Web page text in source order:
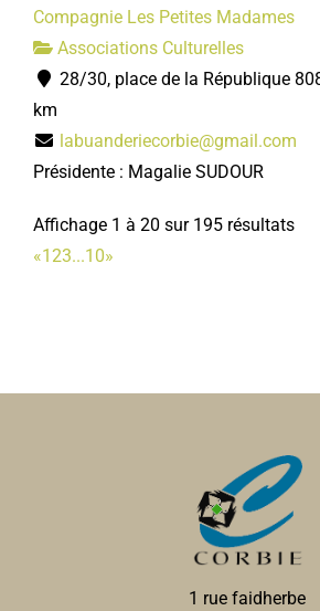
Compagnie Les Petites Madames
Associations Culturelles
28/30, place de la République
km
labuanderiecorbie@gmail.com
Présidente : Magalie SUDOUR
Affichage 1 à 20 sur 195 résultats
«123...10»
1 rue faidherbe